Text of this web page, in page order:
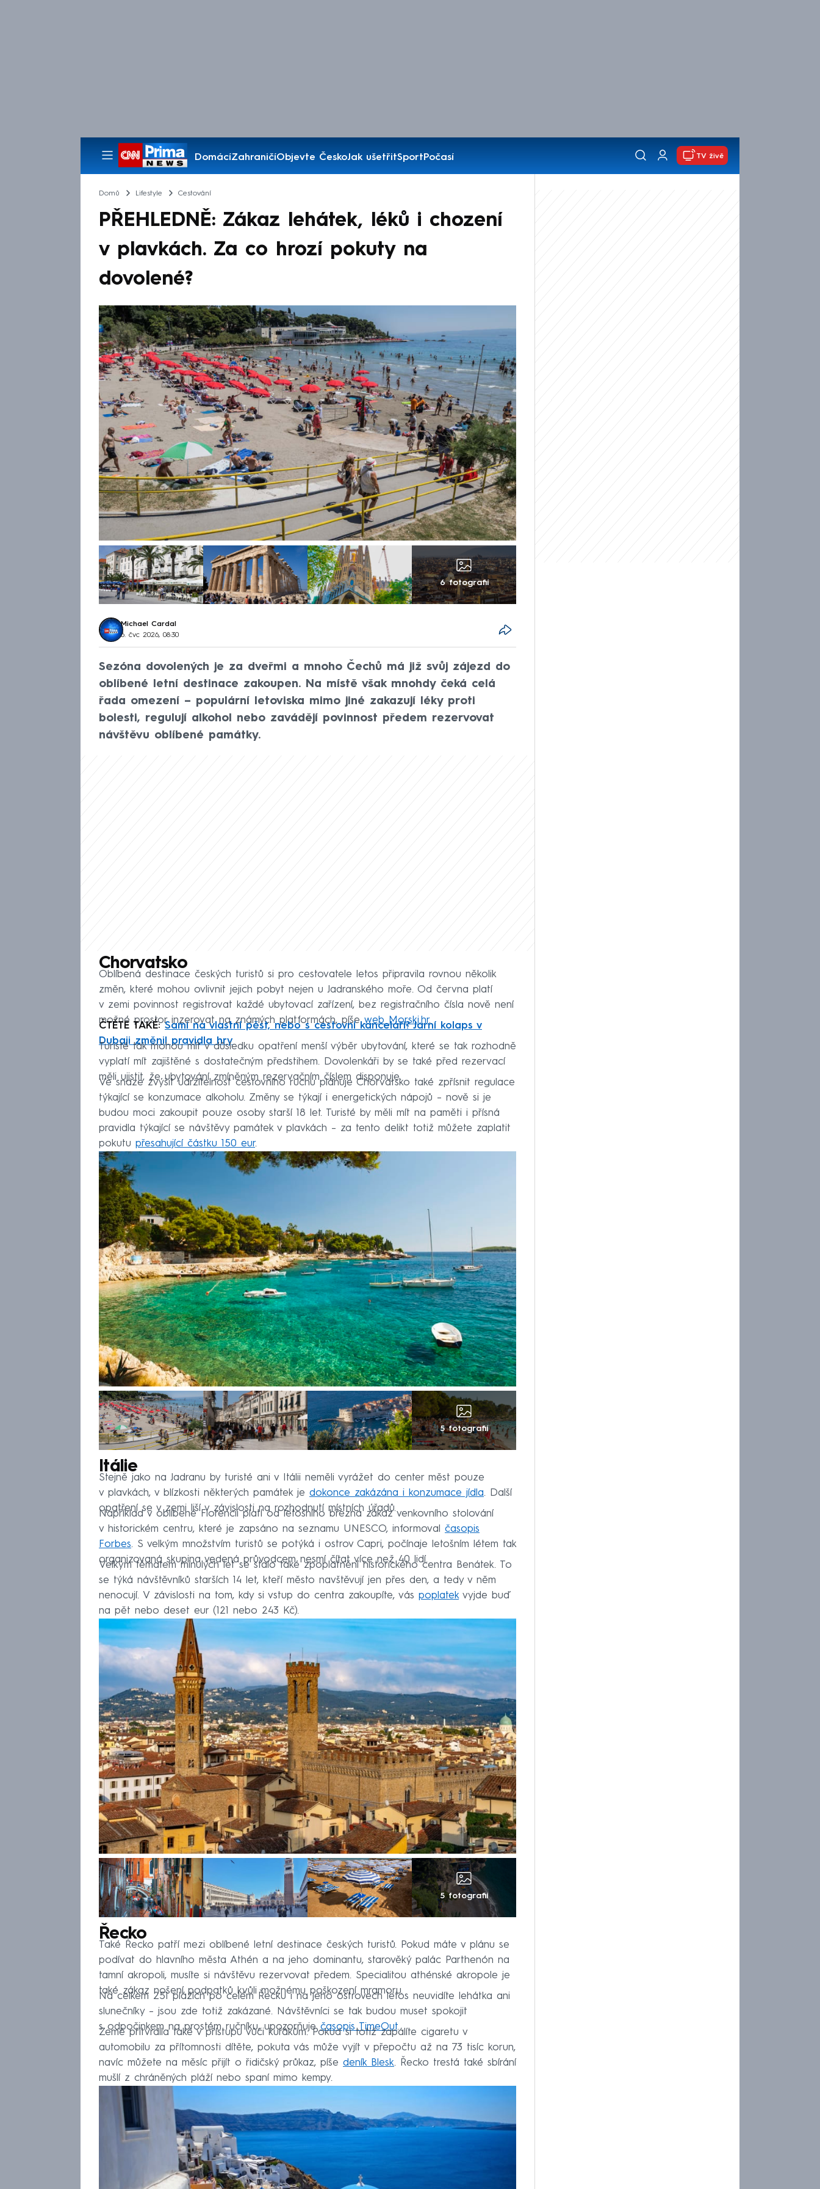
DomácíZahraničíObjevte ČeskoJak ušetřitSportPočasí
Pořady
TV živě
Domů Lifestyle Cestování
PŘEHLEDNĚ: Zákaz lehátek, léků i chození
v plavkách. Za co hrozí pokuty na
dovolené?
6 fotografií
Michael Cardal
6. čvc 2026, 08:30
Sezóna dovolených je za dveřmi a mnoho Čechů má již svůj zájezd do
oblíbené letní destinace zakoupen. Na místě však mnohdy čeká celá
řada omezení – populární letoviska mimo jiné zakazují léky proti
bolesti, regulují alkohol nebo zavádějí povinnost předem rezervovat
návštěvu oblíbené památky.
Chorvatsko
Oblíbená destinace českých turistů si pro cestovatele letos připravila rovnou několik
změn, které mohou ovlivnit jejich pobyt nejen u Jadranského moře. Od června platí
v zemi povinnost registrovat každé ubytovací zařízení, bez registračního čísla nově není
možné prostor inzerovat na známých platformách, píše web Morski.hr.
ČTĚTE TAKÉ:Sami na vlastní pěst, nebo s cestovní kanceláří? Jarní kolaps v
Dubaji změnil pravidla hry
Turisté tak mohou mít v důsledku opatření menší výběr ubytování, které se tak rozhodně
vyplatí mít zajištěné s dostatečným předstihem. Dovolenkáři by se také před rezervací
měli ujistit, že ubytování zmíněným rezervačním číslem disponuje.
Ve snaze zvýšit udržitelnost cestovního ruchu plánuje Chorvatsko také zpřísnit regulace
týkající se konzumace alkoholu. Změny se týkají i energetických nápojů – nově si je
budou moci zakoupit pouze osoby starší 18 let. Turisté by měli mít na paměti i přísná
pravidla týkající se návštěvy památek v plavkách – za tento delikt totiž můžete zaplatit
pokutu přesahující částku 150 eur.
5 fotografií
Itálie
Stejně jako na Jadranu by turisté ani v Itálii neměli vyrážet do center měst pouze
v plavkách, v blízkosti některých památek je dokonce zakázána i konzumace jídla. Další
opatření se v zemi liší v závislosti na rozhodnutí místních úřadů.
Například v oblíbené Florencii platí od letošního března zákaz venkovního stolování
v historickém centru, které je zapsáno na seznamu UNESCO, informoval časopis
Forbes. S velkým množstvím turistů se potýká i ostrov Capri, počínaje letošním létem tak
organizovaná skupina vedená průvodcem nesmí čítat více než 40 lidí.
Velkým tématem minulých let se stalo také zpoplatnění historického centra Benátek. To
se týká návštěvníků starších 14 let, kteří město navštěvují jen přes den, a tedy v něm
nenocují. V závislosti na tom, kdy si vstup do centra zakoupíte, vás poplatekvyjde buď
na pět nebo deset eur (121 nebo 243 Kč).
5 fotografií
Řecko
Také Řecko patří mezi oblíbené letní destinace českých turistů. Pokud máte v plánu se
podívat do hlavního města Athén a na jeho dominantu, starověký palác Parthenón na
tamní akropoli, musíte si návštěvu rezervovat předem. Specialitou athénské akropole je
také zákaz nošení podpatků kvůli možnému poškození mramoru.
Na celkem 251 plážích po celém Řecku i na jeho ostrovech letos neuvidíte lehátka ani
slunečníky – jsou zde totiž zakázané. Návštěvníci se tak budou muset spokojit
s odpočinkem na prostém ručníku, upozorňuje časopis TimeOut.
Země přitvrdila také v přístupu vůči kuřákům. Pokud si totiž zapálíte cigaretu v
automobilu za přítomnosti dítěte, pokuta vás může vyjít v přepočtu až na 73 tisíc korun,
navíc můžete na měsíc přijít o řidičský průkaz, píše deník Blesk. Řecko trestá také sbírání
mušlí z chráněných pláží nebo spaní mimo kempy.